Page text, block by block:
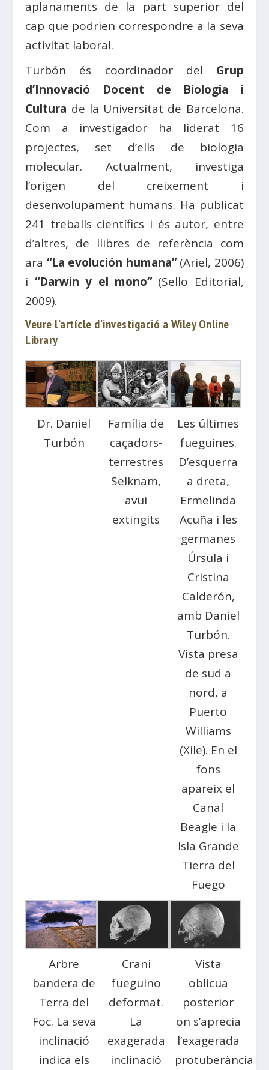
aplanaments de la part superior del
cap que podrien correspondre a la seva
activitat laboral.
Turbón és coordinador del Grup
d’Innovació Docent de Biologia i
Cultura de la Universitat de Barcelona.
Com a investigador ha liderat 16
projectes, set d’ells de biologia
molecular. Actualment, investiga
l’origen del creixement i
desenvolupament humans. Ha publicat
241 treballs científics i és autor, entre
d’altres, de llibres de referència com
ara “La evolución hu­mana”(Ariel, 2006)
i “Darwin y el mono”(Sello Editorial,
2009).
Veure l’artícle d’investigació a Wiley Online
Library
Dr. Daniel
Turbón
Família de
caçadors-
terrestres
Selknam,
avui
extingits
Les últimes
fueguines.
D’esquerra
a dreta,
Ermelinda
Acuña i les
germanes
Úrsula i
Cristina
Calderón,
amb Daniel
Turbón.
Vista presa
de sud a
nord, a
Puerto
Williams
(Xile). En el
fons
apareix el
Canal
Beagle i la
Isla Grande
Tierra del
Fuego
Arbre
bandera de
Terra del
Foc. La seva
inclinació
indica els
Crani
fueguino
deformat.
La
exagerada
inclinació
Vista
oblicua
posterior
on s’aprecia
l’exagerada
protuberància